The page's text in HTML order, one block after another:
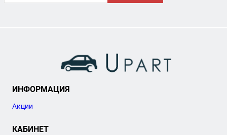
ИНФОРМАЦИЯ
Акции
КАБИНЕТ